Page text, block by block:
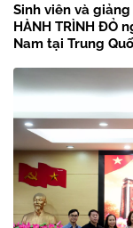
Sinh viên và
HÀNH TRÌNH ĐỎ
Nam tại Trung